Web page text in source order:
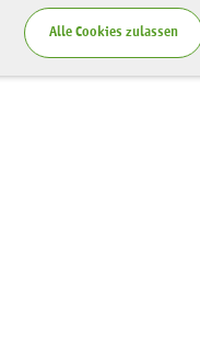
Alle Cookies zulassen